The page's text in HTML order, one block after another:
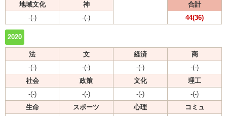
地域文化
神
合計
-(-)
-(-) 44(36)
2020
法 文 経済
商
-(-)
-(-) -(-)
-(-)
社会
政策 文化
理工
-(-)
-(-) -(-)
-(-)
生命
スポーツ 心理
コミュ